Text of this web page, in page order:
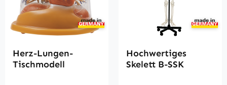
Herz-Lungen-
Tischmodell
Hochwertiges
Skelett B-SSK